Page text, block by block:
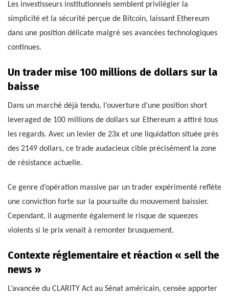
Les investisseurs institutionnels semblent privilégier la
simplicité et la sécurité perçue de Bitcoin, laissant Ethereum
dans une position délicate malgré ses avancées technologiques
continues.
Un trader mise 100 millions de dollars sur la
baisse
Dans un marché déjà tendu, l’ouverture d’une position short
leveraged de 100 millions de dollars sur Ethereum a attiré tous
les regards. Avec un levier de 23x et une liquidation située près
des 2149 dollars, ce trade audacieux cible précisément la zone
de résistance actuelle.
Ce genre d’opération massive par un trader expérimenté reflète
une conviction forte sur la poursuite du mouvement baissier.
Cependant, il augmente également le risque de squeezes
violents si le prix venait à remonter brusquement.
Contexte réglementaire et réaction « sell the
news »
L’avancée du CLARITY Act au Sénat américain, censée apporter